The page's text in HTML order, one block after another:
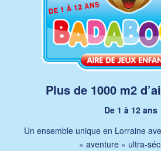
Plus de 1000 m2
De 1 à 12 ans
Un ensemble unique en Lorraine
« aventure » ultra-